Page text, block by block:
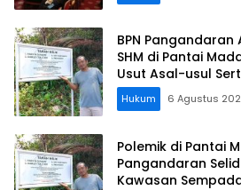
BPN Pangandaran
SHM di Pantai
Usut Asal-usul
Hukum 6 Agustus
Polemik di Pantai
Pangandaran
Kawasan